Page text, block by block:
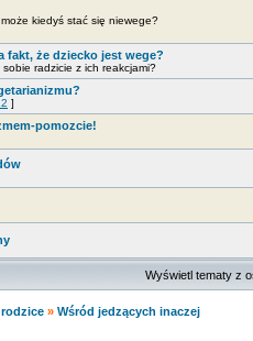
kiedyś stać się niewege?
fakt, że dziecko jest wege?
radzicie z ich reakcjami?
]
pomozcie!
Wyświetl tematy z
rodzice » Wśród jedzących inaczej